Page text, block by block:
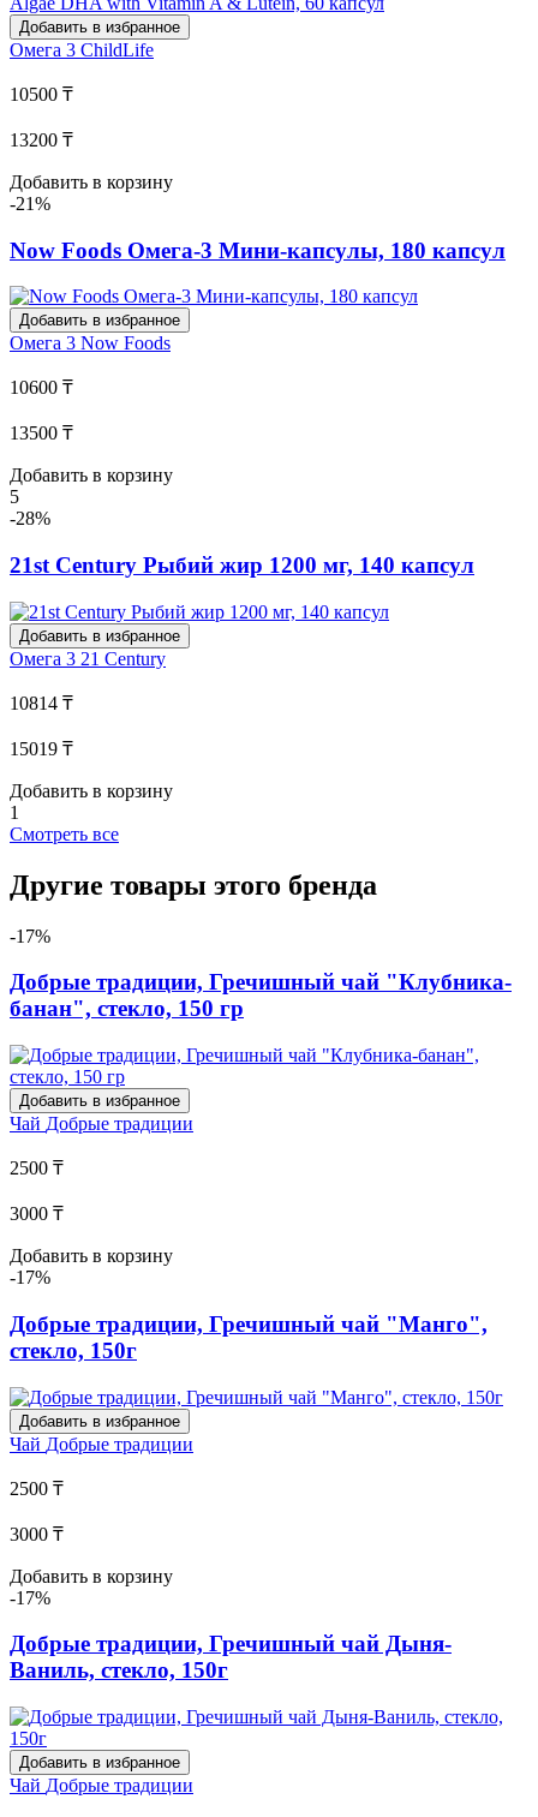
Добавить в избранное
Омега 3 ChildLife
10500 ₸
13200 ₸
Добавить в корзину
-21%
Now Foods Омега-3 Мини-капсулы, 180 капсул
Добавить в избранное
Омега 3 Now Foods
10600 ₸
13500 ₸
Добавить в корзину
5
-28%
21st Century Рыбий жир 1200 мг, 140 капсул
Добавить в избранное
Омега 3 21 Century
10814 ₸
15019 ₸
Добавить в корзину
1
Смотреть все
Другие товары этого бренда
-17%
Добрые традиции, Гречишный чай "Клубника-
банан", стекло, 150 гр
Добавить в избранное
Чай Добрые традиции
2500 ₸
3000 ₸
Добавить в корзину
-17%
Добрые традиции, Гречишный чай "Манго",
стекло, 150г
Добавить в избранное
Чай Добрые традиции
2500 ₸
3000 ₸
Добавить в корзину
-17%
Добрые традиции, Гречишный чай Дыня-
Ваниль, стекло, 150г
Добавить в избранное
Чай Добрые традиции